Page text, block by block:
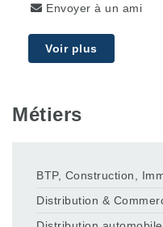
Envoyer à un ami
Voir plus
Métiers
BTP, Construction,
Distribution &